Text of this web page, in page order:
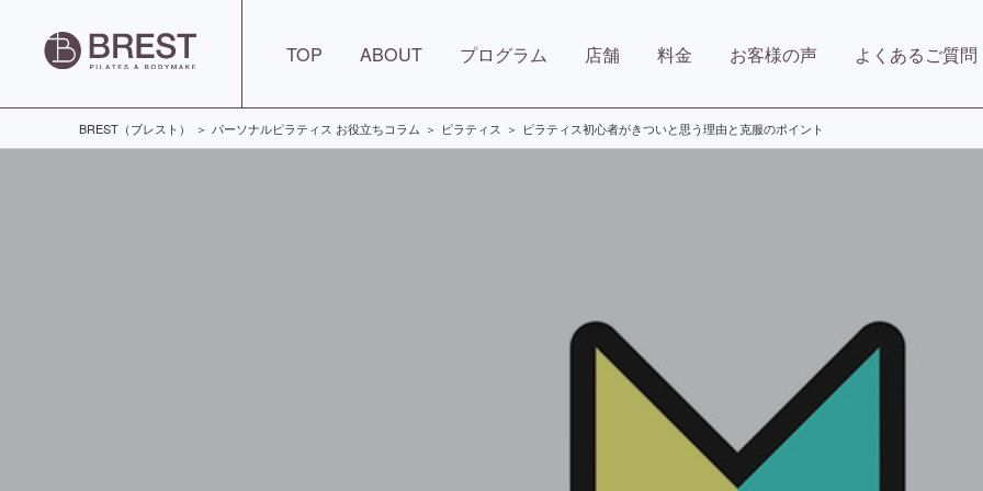
TOP ABOUT プログラム 店舗 料金 お客様の声 よくあるご質問
BREST（ブレスト） パーソナルピラティス お役立ちコラム ピラティス ピラティス初心者がきついと思う理由と克服のポイント